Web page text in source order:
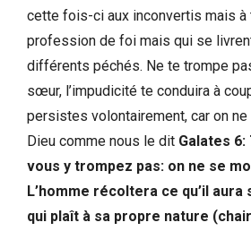
cette fois-ci aux inconvertis mais
profession de foi mais qui se
différents péchés. Ne te trompe
sœur, l’impudicité te conduira à
persistes volontairement, car on
Dieu comme nous le dit Galates 6:
vous y trompez pas: on ne se
L’homme récoltera ce qu’il aura
qui plaît à sa propre nature